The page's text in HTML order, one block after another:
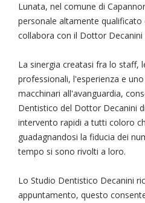
Lunata, nel comune di
personale altamente qualificato
collabora con il Dottor Decanini
La sinergia creatasi fra lo staff,
professionali, l'esperienza e
macchinari all'avanguardia,
Dentistico del Dottor Decanini
intervento rapidi a tutti coloro
guadagnandosi la fiducia dei
tempo si sono rivolti a loro.
Lo Studio Dentistico Decanini
appuntamento, questo